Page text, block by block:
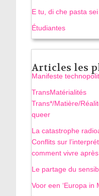
E tu, di che pasta
Étudiantes
Articles les
Manifeste
TransMatérialités
Trans*/Matière/
queer
La catastrophe
Conflits sur
comment vivre
Le partage du
Voor een ‘Europa in